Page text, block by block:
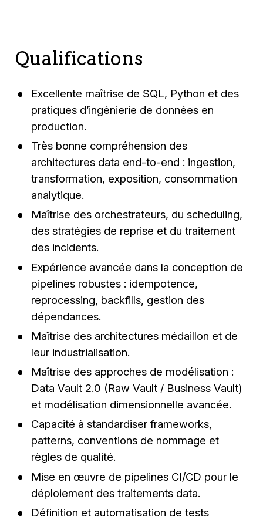
Qualifications
Excellente maîtrise de SQL, Python et des
pratiques d’ingénierie de données en
production.
Très bonne compréhension des
architectures data end-to-end : ingestion,
transformation, exposition, consommation
analytique.
Maîtrise des orchestrateurs, du scheduling,
des stratégies de reprise et du traitement
des incidents.
Expérience avancée dans la conception de
pipelines robustes : idempotence,
reprocessing, backfills, gestion des
dépendances.
Maîtrise des architectures médaillon et de
leur industrialisation.
Maîtrise des approches de modélisation :
Data Vault 2.0 (Raw Vault / Business Vault)
et modélisation dimensionnelle avancée.
Capacité à standardiser frameworks,
patterns, conventions de nommage et
règles de qualité.
Mise en œuvre de pipelines CI/CD pour le
déploiement des traitements data.
Définition et automatisation de tests